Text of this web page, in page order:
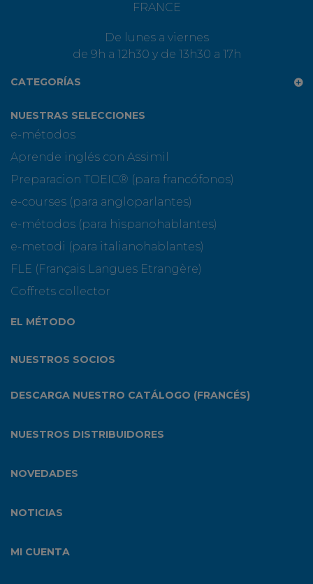
FRANCE
De lunes a viernes
de 9h a 12h30 y de 13h30 a 17h
CATEGORÍAS
NUESTRAS SELECCIONES
e-métodos
Aprende inglés con Assimil
Preparacion TOEIC® (para francófonos)
e-courses (para angloparlantes)
e-métodos (para hispanohablantes)
e-metodi (para italianohablantes)
FLE (Français Langues Etrangère)
Coffrets collector
EL MÉTODO
NUESTROS SOCIOS
DESCARGA NUESTRO CATÁLOGO (FRANCÉS)
NUESTROS DISTRIBUIDORES
NOVEDADES
NOTICIAS
MI CUENTA